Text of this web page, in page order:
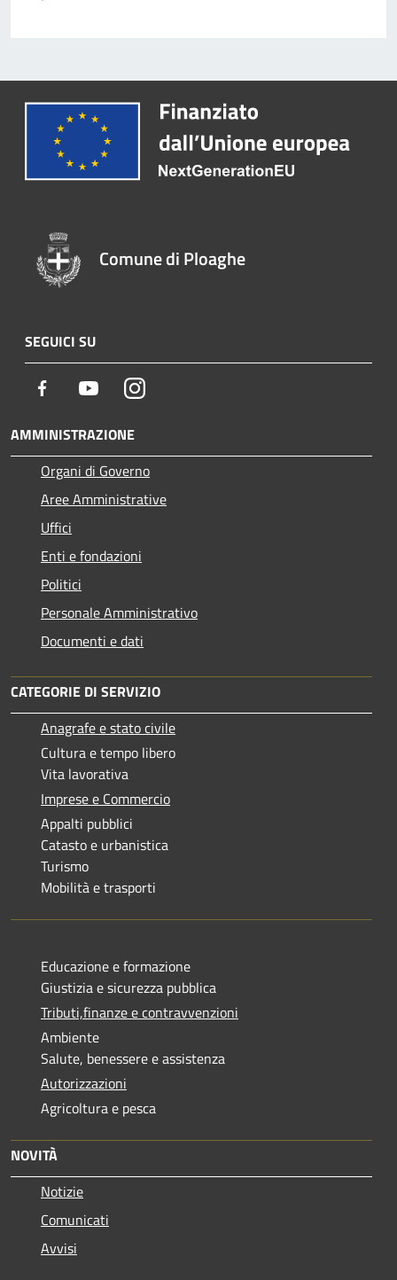
Comune di Ploaghe
SEGUICI SU
Facebook YoutubeInstagram
AMMINISTRAZIONE
Organi di Governo
Aree Amministrative
Uffici
Enti e fondazioni
Politici
Personale Amministrativo
Documenti e dati
CATEGORIE DI SERVIZIO
Anagrafe e stato civile
Cultura e tempo libero
Vita lavorativa
Imprese e Commercio
Appalti pubblici
Catasto e urbanistica
Turismo
Mobilità e trasporti
Educazione e formazione
Giustizia e sicurezza pubblica
Tributi,finanze e contravvenzioni
Ambiente
Salute, benessere e assistenza
Autorizzazioni
Agricoltura e pesca
NOVITÀ
Notizie
Comunicati
Avvisi